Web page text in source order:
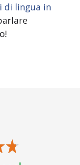
di lingua in